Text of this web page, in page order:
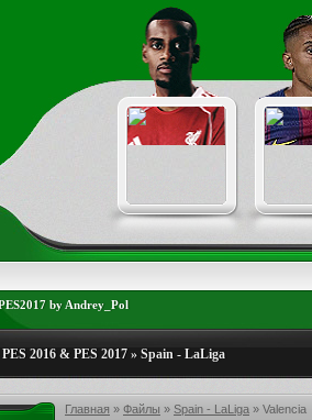
by Andrey_Pol
PES 2016 & PES 2017 » Spain - LaLiga
Главная » Файлы » Spain - LaLiga » Valencia